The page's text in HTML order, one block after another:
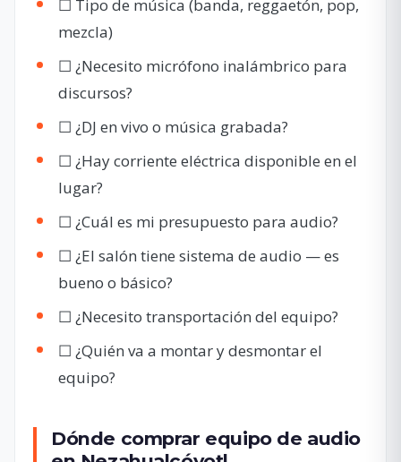
☐ Tipo de música (banda, reggaetón, pop,
mezcla)
☐ ¿Necesito micrófono inalámbrico para
discursos?
☐ ¿DJ en vivo o música grabada?
☐ ¿Hay corriente eléctrica disponible en el
lugar?
☐ ¿Cuál es mi presupuesto para audio?
☐ ¿El salón tiene sistema de audio — es
bueno o básico?
☐ ¿Necesito transportación del equipo?
☐ ¿Quién va a montar y desmontar el
equipo?
Dónde comprar equipo de audio